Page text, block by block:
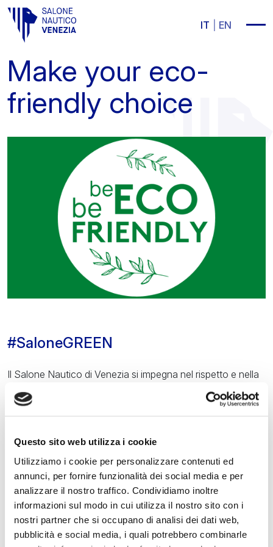
Questo sito web utilizza i cookie
Utilizziamo i cookie per personalizzare contenuti ed
annunci, per fornire funzionalità dei social media e per
analizzare il nostro traffico. Condividiamo inoltre
informazioni sul modo in cui utilizza il nostro sito con i
nostri partner che si occupano di analisi dei dati web,
pubblicità e social media, i quali potrebbero combinarle
Vai al contenuto principale
IT
EN
Make your eco-
friendly choice
#SaloneGREEN
Il Salone Nautico di Venezia si impegna nel rispetto e nella
cura dell’ambiente, a partire dallo stesso evento nella
cornice dell’antico arsenale veneziano fino alla quotidianità
Con l’obiettivo di promuovere un comportamento
responsabile e sostenibile, il progetto #SaloneGREEN –
make your eco-friendly choice propone una serie di
comportamenti e di abitudini, per uno stile di vita più green.
Una challenge su Instagram che vedrà coinvolti i visitatori e
i follower che decideranno di partecipare condividendo i